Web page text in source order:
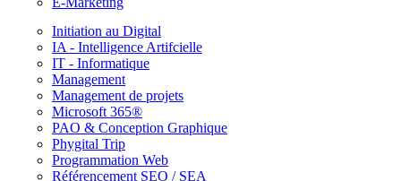
Initiation au Digital
IA - Intelligence Artifcielle
IT - Informatique
Management
Management de projets
Microsoft 365®
PAO & Conception Graphique
Phygital Trip
Programmation Web
Référencement SEO / SEA